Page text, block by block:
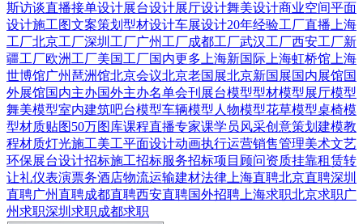
斯访谈直播接单设计展台设计展厅设计舞美设计商业空间平面
设计施工图文案策划 型材设计车展设计20年经验工厂直播 上海
工厂北京工厂深圳工厂广州工厂成都工厂武汉工厂西安工厂新
疆工厂欧洲工厂美国工厂国内更多 上海新国际 上海虹桥馆 上海
世博馆广州琶洲馆北京会议北京老国展北京新国展国内展馆国
外展馆国内主办国外主办名单会刊 展台模型型材模型展厅模型
舞美模型室内建筑吧台模型车辆模型 人物模型花草模型桌椅模
型材质贴图50万图库课程直播专家课学员风采创意策划 建模教
程材质灯光施工美工平面设计动画执行运营销售管理美术文艺
环保展台设计招标施工招标服务招标项目顾问资质挂靠租赁转
让礼仪表演票务酒店物流运输建材法律 上海直聘北京直聘深圳
直聘广州直聘成都直聘西安直聘国外招聘 上海求职北京求职广
州求职深圳求职成都求职